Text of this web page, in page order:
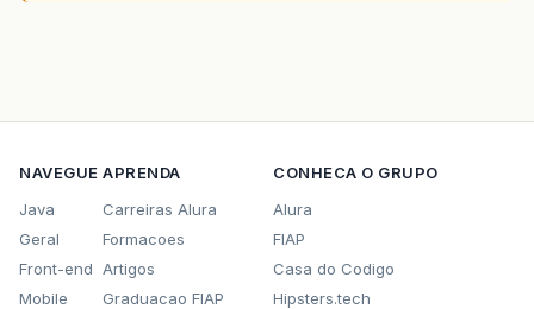
NAVEGUE
Java
Geral
Front-end
Mobile
APRENDA
Carreiras Alura
Formacoes
Artigos
Graduacao FIAP
CONHECA O GRUPO
Alura
FIAP
Casa do Codigo
Hipsters.tech